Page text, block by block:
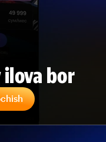
ilova bor